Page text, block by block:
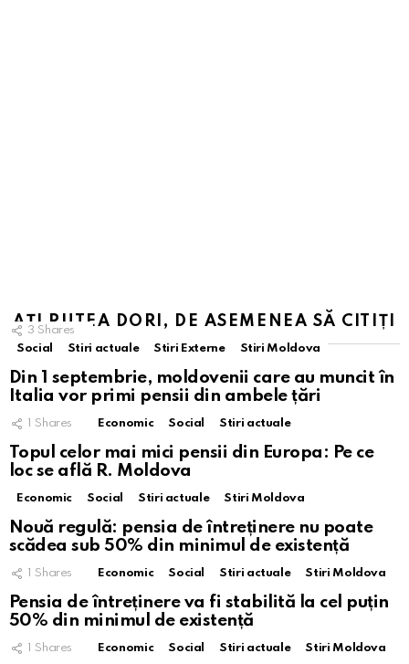
AȚI PUTEA DORI, DE ASEMENEA SĂ CITIȚI
3 Shares
Social
Stiri actuale Stiri Externe Stiri Moldova
Din 1 septembrie, moldovenii care au muncit în
Italia vor primi pensii din ambele țări
1 Shares Economic Social Stiri actuale
Topul celor mai mici pensii din Europa: Pe ce
loc se află R. Moldova
Economic Social Stiri actuale Stiri Moldova
Nouă regulă: pensia de întreținere nu poate
scădea sub 50% din minimul de existență
1 Shares Economic Social Stiri actuale Stiri Moldova
Pensia de întreținere va fi stabilită la cel puțin
50% din minimul de existență
1 Shares Economic Social Stiri actuale Stiri Moldova